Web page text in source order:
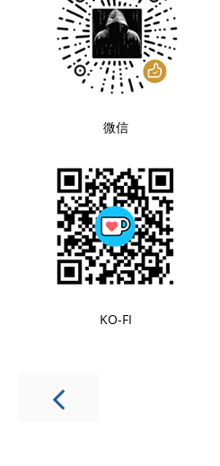
微信
KO-FI